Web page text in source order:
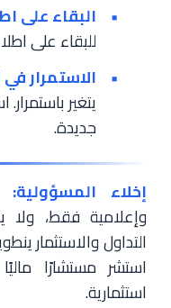
البقاء على
للبقاء على
الاستمرار
يتغير
جديدة.
إخلاء المسؤولية:
وإعلامية فقط، ولا
التداول والاستثمار
استشر مستشارًا
استثمارية.